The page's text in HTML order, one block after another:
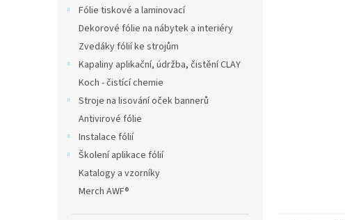
Fólie tiskové a laminovací
Dekorové fólie na nábytek a interiéry
Zvedáky fólií ke strojům
Kapaliny aplikační, údržba, čistění CLAY
Koch - čistící chemie
Stroje na lisování oček bannerů
Antivirové fólie
Instalace fólií
Školení aplikace fólií
Katalogy a vzorníky
Merch AWF®